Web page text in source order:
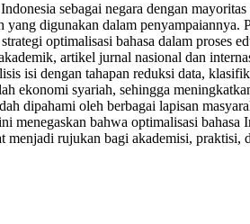
sebagai negara dengan
digunakan dalam penyampaiannya.
optimalisasi bahasa dalam proses
artikel jurnal nasional dan
isi dengan tahapan reduksi data,
ekonomi syariah, sehingga
dipahami oleh berbagai lapisan
bahwa optimalisasi bahasa
rujukan bagi akademisi, praktisi,